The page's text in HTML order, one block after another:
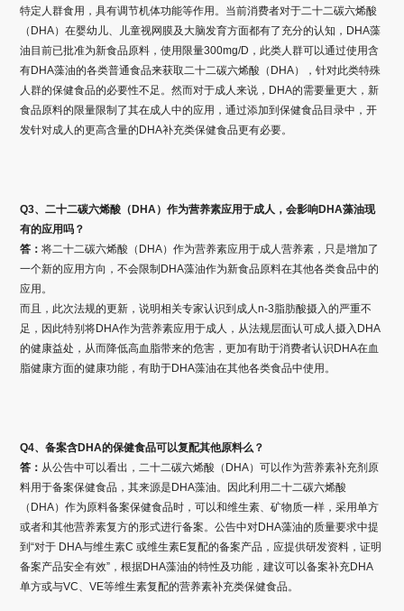
特定人群食用，具有调节机体功能等作用。当前消费者对于二十二碳六烯酸
（DHA）在婴幼儿、儿童视网膜及大脑发育方面都有了充分的认知，DHA藻
油目前已批准为新食品原料，使用限量300mg/D，此类人群可以通过使用含
有DHA藻油的各类普通食品来获取二十二碳六烯酸（DHA），针对此类特殊
人群的保健食品的必要性不足。然而对于成人来说，DHA的需要量更大，新
食品原料的限量限制了其在成人中的应用，通过添加到保健食品目录中，开
发针对成人的更高含量的DHA补充类保健食品更有必要。
Q3、二十二碳六烯酸（DHA）作为营养素应用于成人，会影响DHA藻油现
有的应用吗？
答：将二十二碳六烯酸（DHA）作为营养素应用于成人营养素，只是增加了
一个新的应用方向，不会限制DHA藻油作为新食品原料在其他各类食品中的
应用。
而且，此次法规的更新，说明相关专家认识到成人n-3脂肪酸摄入的严重不
足，因此特别将DHA作为营养素应用于成人，从法规层面认可成人摄入DHA
的健康益处，从而降低高血脂带来的危害，更加有助于消费者认识DHA在血
脂健康方面的健康功能，有助于DHA藻油在其他各类食品中使用。
Q4、备案含DHA的保健食品可以复配其他原料么？
答： 从公告中可以看出，二十二碳六烯酸（DHA）可以作为营养素补充剂原
料用于备案保健食品，其来源是DHA藻油。因此利用二十二碳六烯酸
（DHA）作为原料备案保健食品时，可以和维生素、矿物质一样，采用单方
或者和其他营养素复方的形式进行备案。公告中对DHA藻油的质量要求中提
到“对于 DHA与维生素C 或维生素E复配的备案产品，应提供研发资料，证明
备案产品安全有效”，根据DHA藻油的特性及功能，建议可以备案补充DHA
单方或与VC、VE等维生素复配的营养素补充类保健食品。